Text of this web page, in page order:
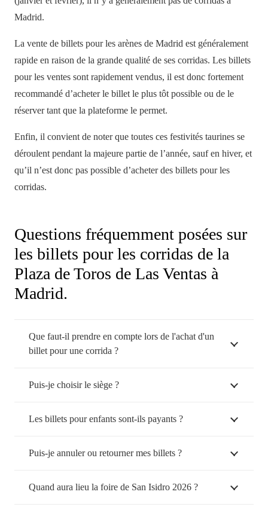
Madrid.
La vente de billets pour les arènes de Madrid est généralement
rapide en raison de la grande qualité de ses corridas. Les billets
pour les ventes sont rapidement vendus, il est donc fortement
recommandé d’acheter le billet le plus tôt possible ou de le
réserver tant que la plateforme le permet.
Enfin, il convient de noter que toutes ces festivités taurines se
déroulent pendant la majeure partie de l’année, sauf en hiver, et
qu’il n’est donc pas possible d’acheter des billets pour les
corridas.
Questions fréquemment posées sur
les billets pour les corridas de la
Plaza de Toros de Las Ventas à
Madrid.
Que faut-il prendre en compte lors de l'achat d'un
billet pour une corrida ?
Puis-je choisir le siège ?
Les billets pour enfants sont-ils payants ?
Puis-je annuler ou retourner mes billets ?
Quand aura lieu la foire de San Isidro 2026 ?